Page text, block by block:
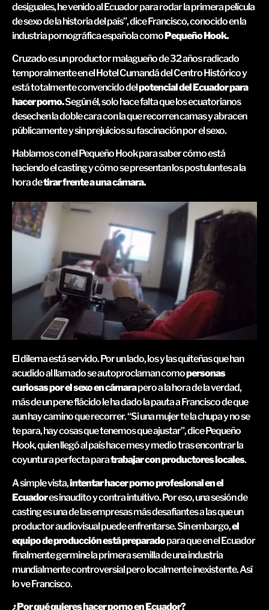
desiguales, he venido al Ecuador para rodar la primera película
de sexo de la historia del país”, dice Francisco, conocido en la
industria pornográfica española comoPequeño Hook.
Cruzado es un productor malagueño de 32 años radicado
temporalmente en el Hotel Cumandá del Centro Histórico y
está totalmente convencido delpotencial del Ecuador para
hacer porno.Según él, solo hace falta que los ecuatorianos
desechen la doble cara con la que recorren camas y abracen
públicamente y sin prejuicios su fascinación por el sexo.
Hablamos con el Pequeño Hook para saber cómo está
haciendo el casting y cómo se presentan los postulantes a la
hora detirar frente a una cámara.
El dilema está servido. Por un lado, los y las quiteñas que han
acudido al llamado se autoproclaman comopersonas
curiosas por el sexo en cámarapero a la hora de la verdad,
más de un pene flácido le ha dado la pauta a Francisco de que
aun hay camino que recorrer. “Si una mujer te la chupa y no se
te para, hay cosas que tenemos que ajustar”, dice Pequeño
Hook, quien llegó al país hace mes y medio tras encontrar la
coyuntura perfecta paratrabajar con productores locales.
A simple vista,intentar hacer porno profesional en el
Ecuadores inaudito y contra intuitivo. Por eso, una sesión de
casting es una de las empresas más desafiantes a las que un
productor audiovisual puede enfrentarse. Sin embargo,el
equipo de producción está preparadopara que en el Ecuador
finalmente germine la primera semilla de una industria
mundialmente controversial pero localmente inexistente. Así
lo ve Francisco.
¿Por qué quieres hacer porno en Ecuador?